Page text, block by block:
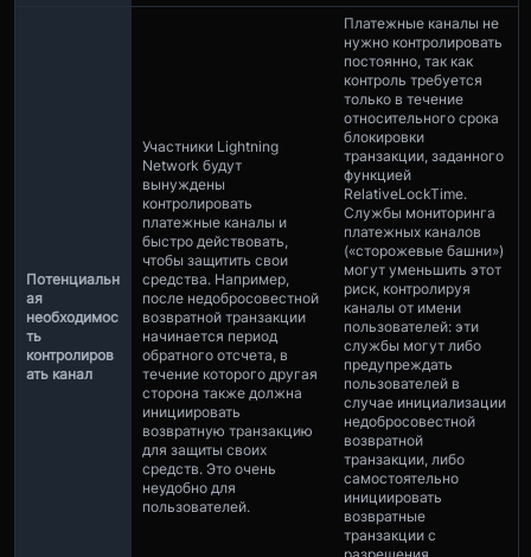
Потенциальн
ая
необходимос
ть
контролиров
ать канал
Участники Lightning
Network будут
вынуждены
контролировать
платежные каналы и
быстро действовать,
чтобы защитить свои
средства. Например,
после недобросовестной
возвратной транзакции
начинается период
обратного отсчета, в
течение которого другая
сторона также должна
инициировать
возвратную транзакцию
для защиты своих
средств. Это очень
неудобно для
пользователей.
Платежные каналы не
нужно контролировать
постоянно, так как
контроль требуется
только в течение
относительного срока
блокировки
транзакции, заданного
функцией
RelativeLockTime.
Службы мониторинга
платежных каналов
(«сторожевые башни»)
могут уменьшить этот
риск, контролируя
каналы от имени
пользователей: эти
службы могут либо
предупреждать
пользователей в
случае инициализации
недобросовестной
возвратной
транзакции, либо
самостоятельно
инициировать
возвратные
транзакции с